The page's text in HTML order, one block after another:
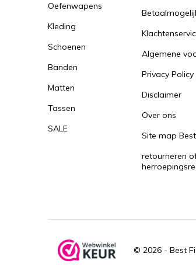
Oefenwapens
Kleding
Schoenen
Banden
Matten
Tassen
SALE
Algemene
Privacy Policy
Disclaimer
Over ons
Site map
retourneren
© 2026 - Best